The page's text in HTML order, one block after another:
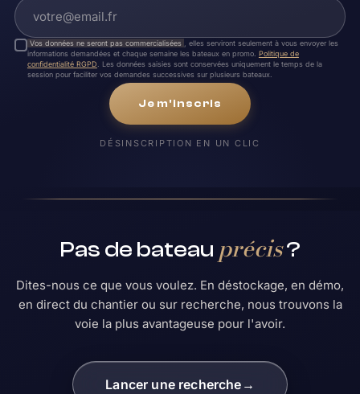
Vos données ne seront pas commercialisées
, elles serviront seulement à vous envoyer les
informations demandées et chaque semaine les bateaux en promo. Politique de
confidentialité RGPD . Les données saisies sont conservées uniquement le temps de la
session pour faciliter vos demandes successives sur plusieurs bateaux.
Je m'inscris
DÉSINSCRIPTION EN UN CLIC
Pas de bateau précis?
Dites-nous ce que vous voulez. En déstockage, en démo,
en direct du chantier ou sur recherche, nous trouvons la
voie la plus avantageuse pour l'avoir.
Lancer une recherche →